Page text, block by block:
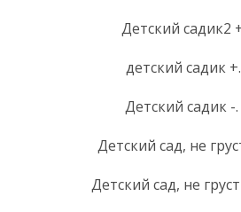
Детский садик2
детский садик
Детский садик -
Детский сад, не
Детский сад, не